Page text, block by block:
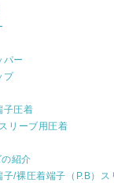
パー
プ
子圧着
リーブ用圧着
紹介
子/裸圧着端子（P.B）